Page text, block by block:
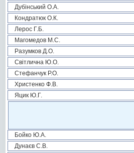
Дубінський О.А.
Кондратюк О.К.
Лерос Г.Б.
Магомедов М.С.
Разумков Д.О.
Світлична Ю.О.
Стефанчук Р.О.
Христенко Ф.В.
Яцик Ю.Г.
Бойко Ю.А.
Дунаєв С.В.